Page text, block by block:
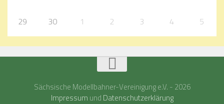
29 30 1 2 3 4 5
Sächsische Modellbahner-Vereinigung e.V. - 2026
Impressum und Datenschutzerklärung